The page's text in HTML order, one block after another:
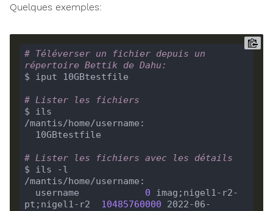
Quelques exemples:
# Téléverser un fichier depuis un
répertoire Bettik de Dahu:
# Lister les fichiers
# Lister les fichiers avec les détails
  username
0 imag;nigel1-r2-
pt;nigel1-r2 10485760000 2022-06-